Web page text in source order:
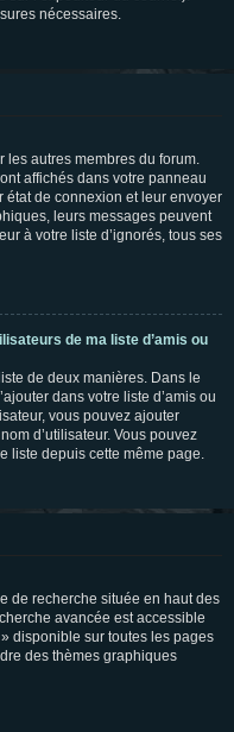
nécessaires.
les autres membres du forum.
affichés dans votre panneau
état de connexion et leur envoyer
leurs messages peuvent
à votre liste d’ignorés, tous ses
de ma liste d’amis ou
de deux manières. Dans le
dans votre liste d’amis ou
vous pouvez ajouter
d’utilisateur. Vous pouvez
liste depuis cette même page.
de recherche située en haut des
avancée est accessible
disponible sur toutes les pages
des thèmes graphiques